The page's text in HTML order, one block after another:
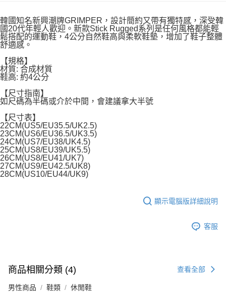
韓國知名新興潮牌GRIMPER，設計簡約又帶有獨特感，深受韓
國20代年輕人歡迎。新款Stick Rugged系列是任何風格都能輕
鬆搭配的運動鞋，4公分自然鞋高與柔軟鞋墊，增加了鞋子整體
舒適感。
【規格】
材質: 合成材質
鞋高: 約4公分
【尺寸指南】
如尺碼為半碼或介於中間，會建議拿大半號
【尺寸表】
22CM(US5/EU35.5/UK2.5)
23CM(US6/EU36.5/UK3.5)
24CM(US7/EU38/UK4.5)
25CM(US8/EU39/UK5.5)
26CM(US8/EU41/UK7)
27CM(US9/EU42.5/UK8)
28CM(US10/EU44/UK9)
顯示電腦版詳細說明
客服
商品相關分類 (4) 查看全部
男性商品 鞋類 休閒鞋